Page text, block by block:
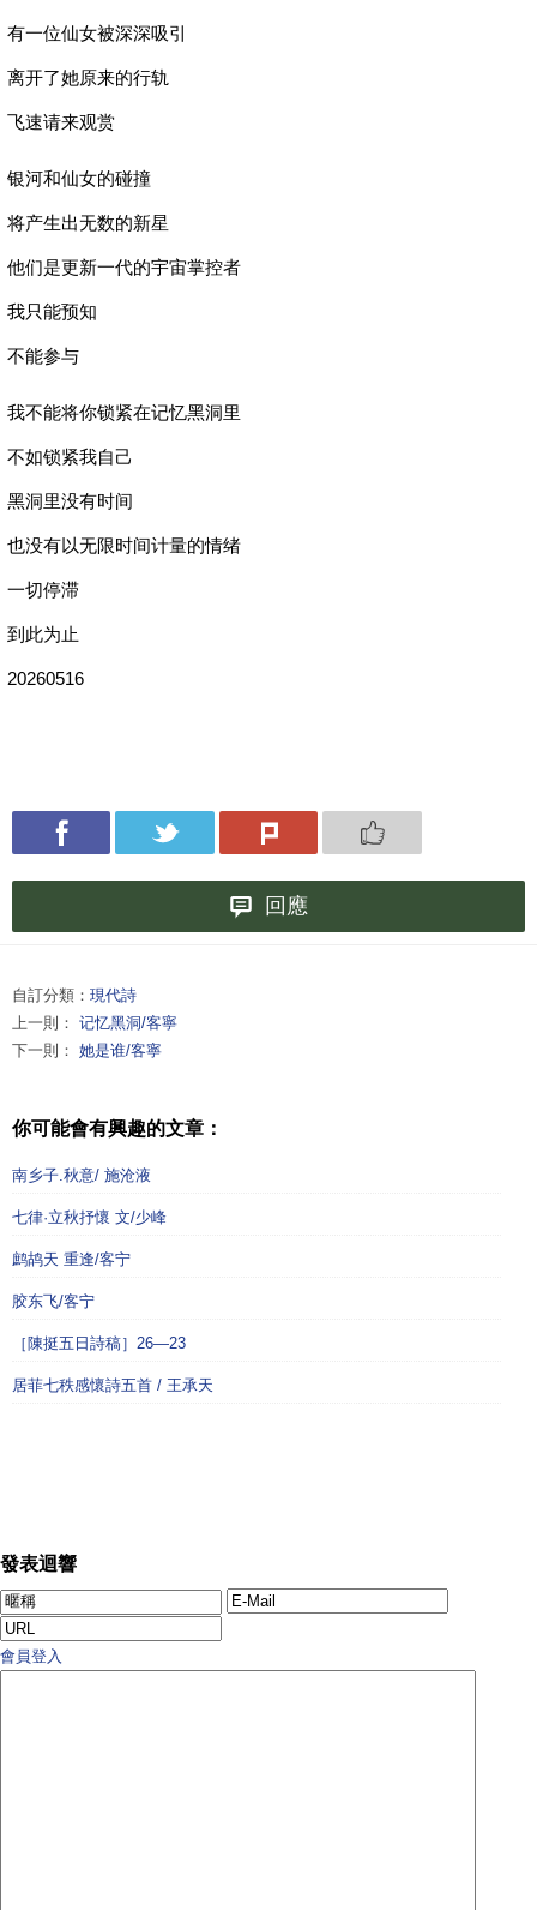
有一位仙女被深深吸引
离开了她原来的行轨
飞速请来观赏
银河和仙女的碰撞
将产生出无数的新星
他们是更新一代的宇宙掌控者
我只能预知
不能参与
我不能将你锁紧在记忆黑洞里
不如锁紧我自己
黑洞里没有时间
也没有以无限时间计量的情绪
一切停滞
到此为止
20260516
回應
自訂分類： 現代詩
上一則： 记忆黑洞/客寧
下一則： 她是谁/客寧
你可能會有興趣的文章：
南乡子.秋意/ 施沧液
七律·立秋抒懷 文/少峰
鹧鸪天 重逢/客宁
胶东飞/客宁
［陳挺五日詩稿］26—23
居菲七秩感懷詩五首 / 王承天
發表迴響
會員登入